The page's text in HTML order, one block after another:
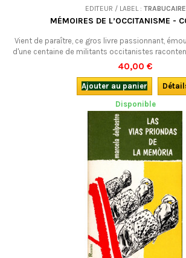
EDITEUR / LABEL : TRABUCAIRE
MÉMOIRES DE L’OCCITANISME -
Vient de paraître, ce gros livre passionnant,
d'une centaine de militants occitanistes
qu'ils ont fait, ce qu'ils ont vécu de 1960 à
40,00 €
Ajouter au panier
Disponible